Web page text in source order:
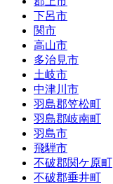
下呂市
関市
高山市
多治見市
土岐市
中津川市
羽島郡笠松町
羽島郡岐南町
羽島市
飛騨市
不破郡関ケ原町
不破郡垂井町